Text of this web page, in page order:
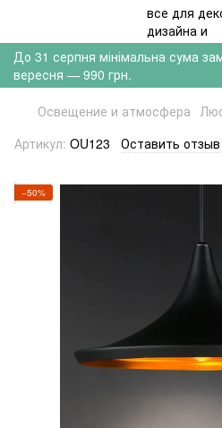
До 31 серпня мінімальна сума
вересня — 990 грн.
Освещение и атмосфера
Артикул: OU123 Оставить отзыв
−50%